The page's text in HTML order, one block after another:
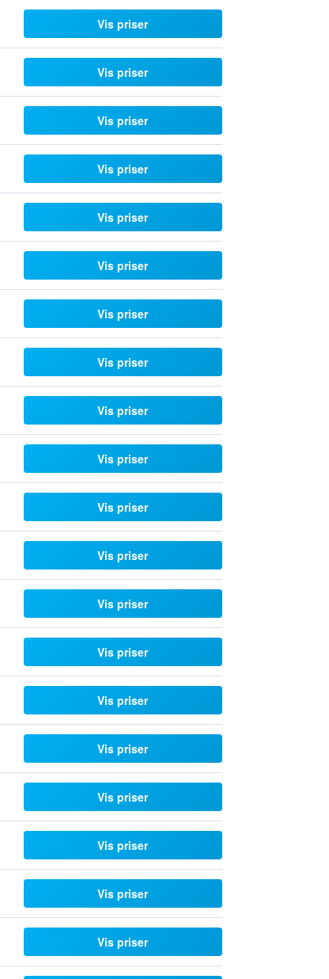
Vis priser
Vis priser
Vis priser
Vis priser
Vis priser
Vis priser
Vis priser
Vis priser
Vis priser
Vis priser
Vis priser
Vis priser
Vis priser
Vis priser
Vis priser
Vis priser
Vis priser
Vis priser
Vis priser
Vis priser